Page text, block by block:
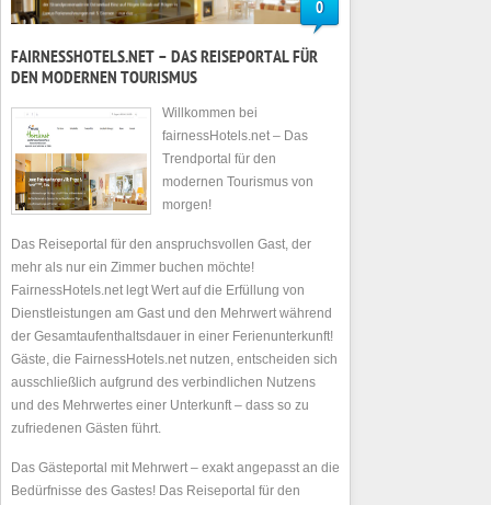
0
FAIRNESSHOTELS.NET – DAS REISEPORTAL FÜR
DEN MODERNEN TOURISMUS
Willkommen bei
fairnessHotels.net – Das
Trendportal für den
modernen Tourismus von
morgen!
Das Reiseportal für den anspruchsvollen Gast, der
mehr als nur ein Zimmer buchen möchte!
FairnessHotels.net legt Wert auf die Erfüllung von
Dienstleistungen am Gast und den Mehrwert während
der Gesamtaufenthaltsdauer in einer Ferienunterkunft!
Gäste, die FairnessHotels.net nutzen, entscheiden sich
ausschließlich aufgrund des verbindlichen Nutzens
und des Mehrwertes einer Unterkunft – dass so zu
zufriedenen Gästen führt.
Das Gästeportal mit Mehrwert – exakt angepasst an die
Bedürfnisse des Gastes! Das Reiseportal für den